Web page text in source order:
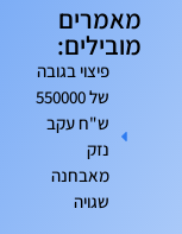
מאמרים
מובילים:
פיצוי בגובה
של 550000
ש"ח עקב
נזק
מאבחנה
שגויה